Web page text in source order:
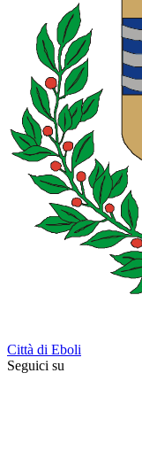
Città di Eboli
Seguici su